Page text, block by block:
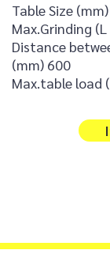
Table Size
Max.Grinding
Distance
(mm) 600
Max.table load